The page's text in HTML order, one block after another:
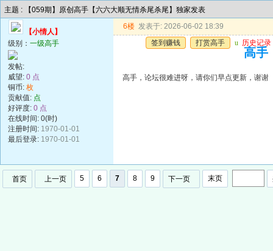
主题 : 【059期】原创高手【六六大顺无情杀尾杀尾】独家发表
【小情人】
级别： 一级高手
发帖:
威望: 0 点
铜币: 枚
贡献值: 点
好评度: 0 点
在线时间: 0(时)
注册时间: 1970-01-01
最后登录: 1970-01-01
6楼 发表于: 2026-06-02 18:39
签到赚钱
打赏高手 u 历史记录
高手
高手，论坛很难进呀，请你们早点更新，谢谢
首页 上一页 5 6 7 8 9 下一页 末页